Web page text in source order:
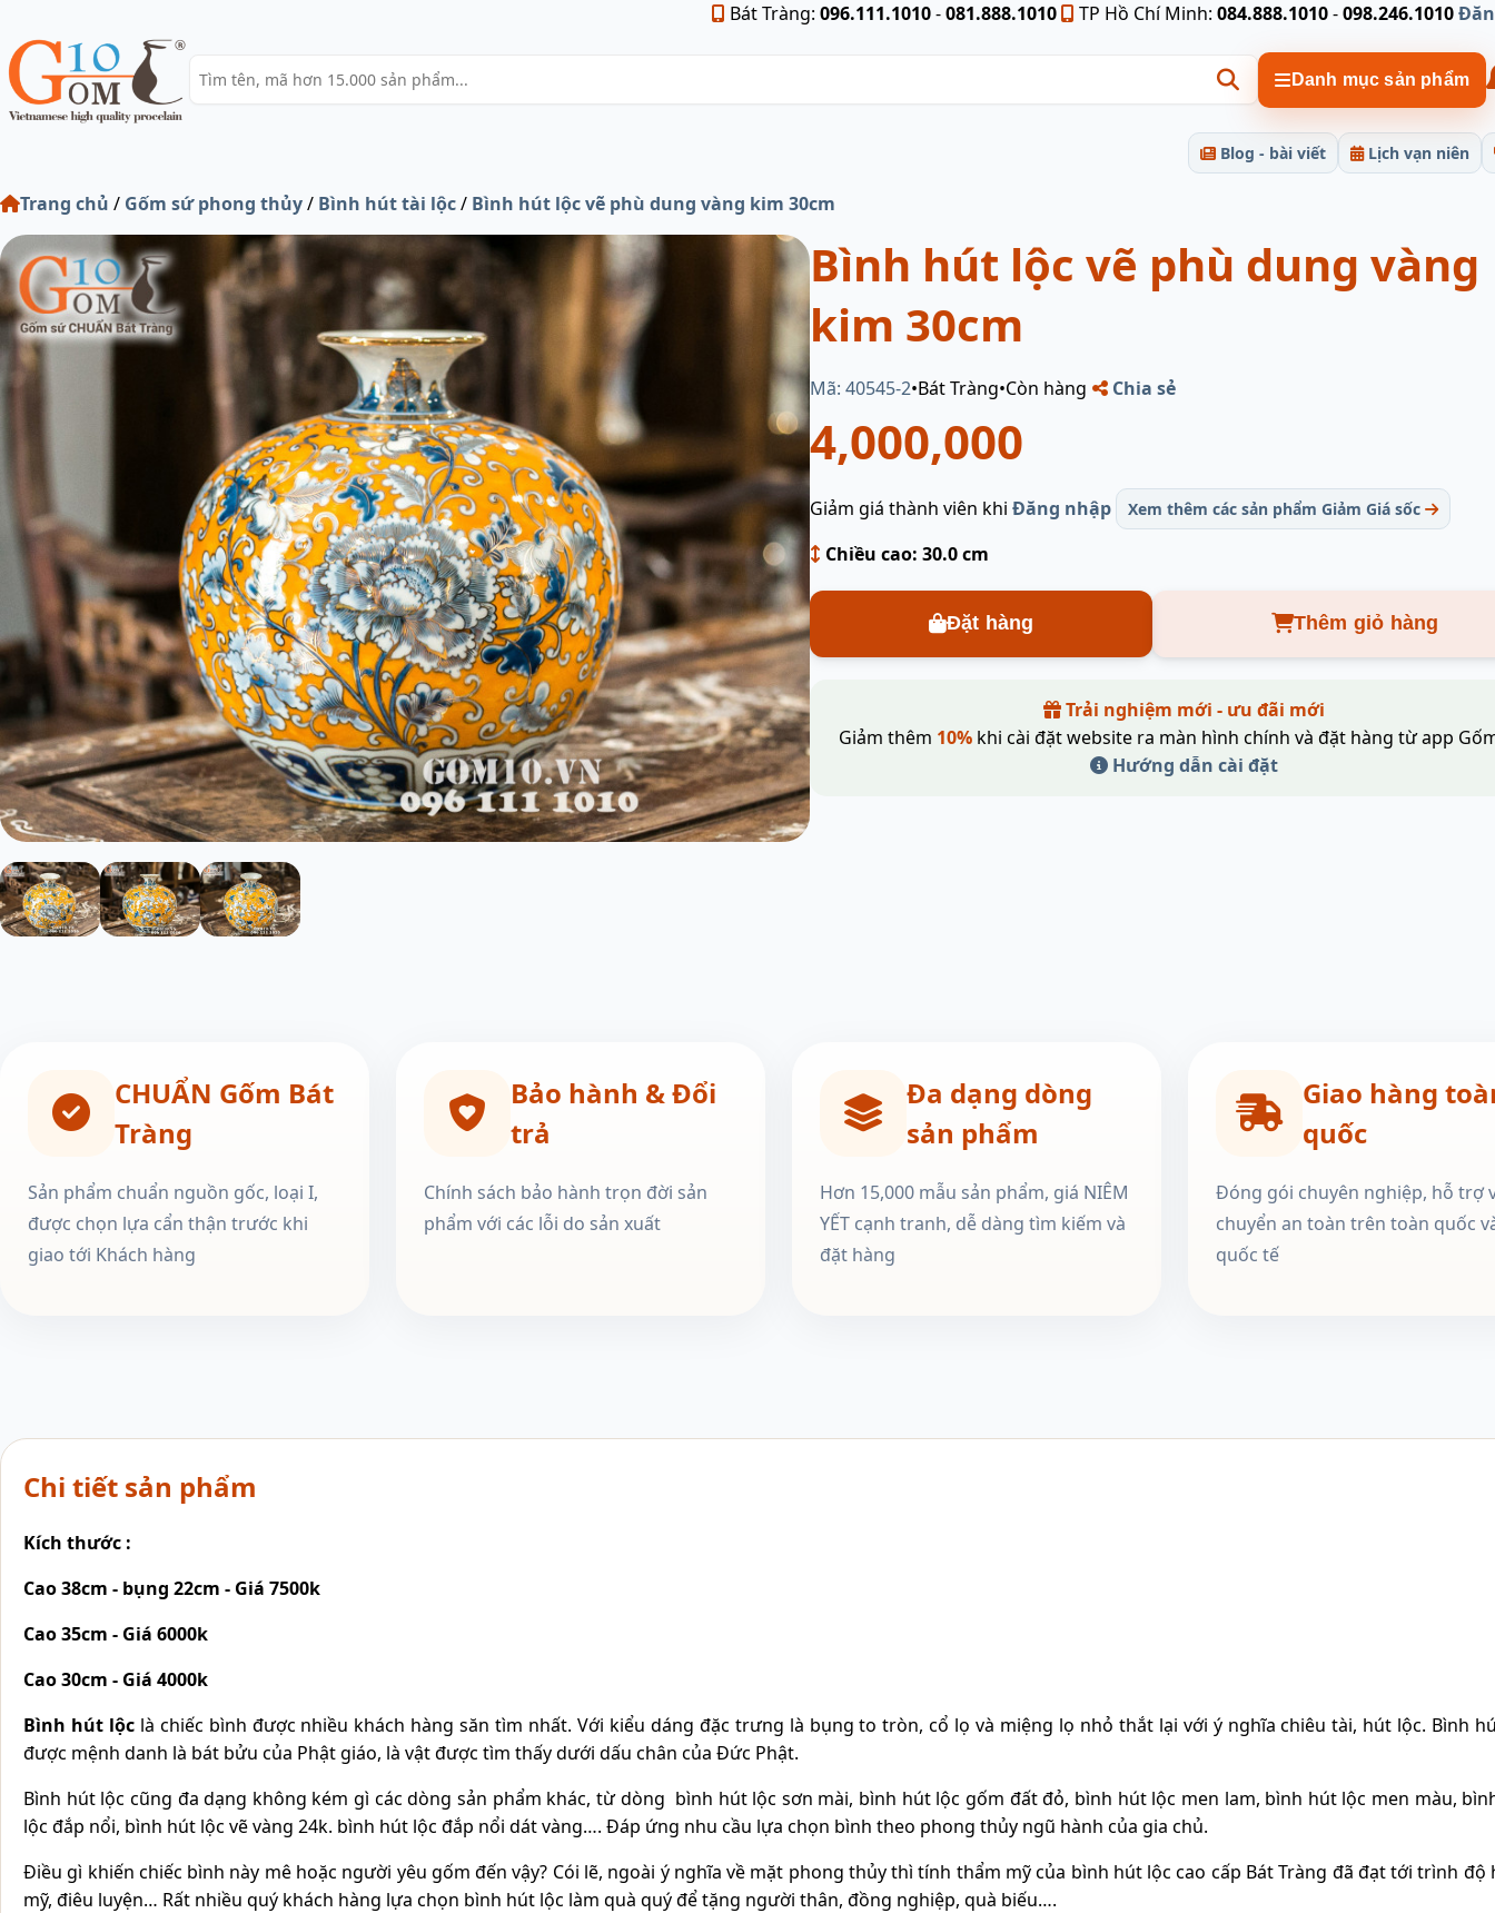
Bát Tràng: 096.111.1010-081.888.1010 TP Hồ Chí Minh: 084.888.1010-098.246.1010
Danh mục sản phẩm
Lịch vạn niên
Blog - bài viết
Trang chủ / Gốm sứ phong thủy/ Bình hút tài lộc/ Bình hút lộc vẽ phù dung vàng kim 30cm
Bình hút lộc vẽ phù dung vàng
kim 30cm
Mã: 40545-2•Bát Tràng•Còn hàng Chia sẻ
4,000,000
Giảm giá thành viên khi Đăng nhập Xem thêm các sản phẩm Giảm Giá sốc
Chiều cao: 30.0 cm
Đặt hàng Thêm giỏ hàng
Trải nghiệm mới - ưu đãi mới
Giảm thêm 10% khi cài đặt website ra màn hình chính và đặt hàng từ app
Hướng dẫn cài đặt
CHUẨN Gốm Bát
Tràng
Sản phẩm chuẩn nguồn gốc, loại I,
được chọn lựa cẩn thận trước khi
giao tới Khách hàng
Bảo hành & Đổi
trả
Chính sách bảo hành trọn đời sản
phẩm với các lỗi do sản xuất
Đa dạng dòng
sản phẩm
Hơn 15,000 mẫu sản phẩm, giá NIÊM
YẾT cạnh tranh, dễ dàng tìm kiếm và
đặt hàng
Giao hàng
quốc
Đóng gói chuyên nghiệp, hỗ trợ
chuyển an toàn trên toàn quốc
quốc tế
Chi tiết sản phẩm
Kích thước :
Cao 38cm - bụng 22cm - Giá 7500k
Cao 35cm - Giá 6000k
Cao 30cm - Giá 4000k
Bình hút lộclà chiếc bình được nhiều khách hàng săn tìm nhất. Với kiểu dáng đặc trưng là bụng to tròn, cổ lọ và miệng lọ nhỏ thắt lại với ý nghĩa chiêu tài, hút lộc. Bình
được mệnh danh là bát bửu của Phật giáo, là vật được tìm thấy dưới dấu chân của Đức Phật.
Bình hút lộc cũng đa dạng không kém gì các dòng sản phẩm khác, từ dòng bình hút lộc sơn mài, bình hút lộc gốm đất đỏ, bình hút lộc men lam, bình hút lộc men màu,
lộc đắp nổi, bình hút lộc vẽ vàng 24k. bình hút lộc đắp nổi dát vàng…. Đáp ứng nhu cầu lựa chọn bình theo phong thủy ngũ hành của gia chủ.
Điều gì khiến chiếc bình này mê hoặc người yêu gốm đến vậy? Cói lẽ, ngoài ý nghĩa về mặt phong thủy thì tính thẩm mỹ của bình hút lộc cao cấp Bát Tràng đã đạt tới trình độ
mỹ, điêu luyện… Rất nhiều quý khách hàng lựa chọn bình hút lộc làm quà quý để tặng người thân, đồng nghiệp, quà biếu….